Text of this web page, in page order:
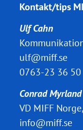
Kontakt/tips
Ulf Cahn
ulf@miff.se
0763-23 36 50
Conrad Myrland
VD MIFF
info@miff.se